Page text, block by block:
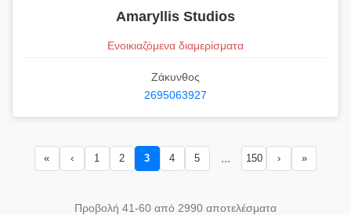
Amaryllis Studios
Ενοικιαζόμενα διαμερίσματα
Ζάκυνθος
2695063927
« ‹ 1 2 3 4 5 ... 150 › »
Προβολή 41-60 από 2990 αποτελέσματα